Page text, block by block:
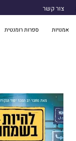
צור קשר
אמנויות ספרות רומנטית